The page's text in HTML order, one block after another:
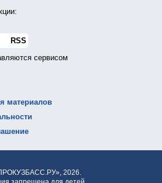
RSS
сервисом
материалов
2026.